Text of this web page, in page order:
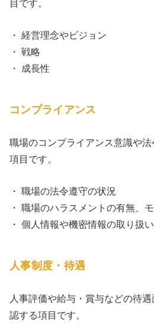
目です。
・ 経営理念やビジョン
・ 戦略
・ 成長性
コンプライアンス
職場のコンプライアンス意識や
項目です。
・ 職場の法令遵守の状況
・ 職場のハラスメントの有無、
・ 個人情報や機密情報の取り扱い
人事制度・待遇
人事評価や給与・賞与などの待
認する項目です。